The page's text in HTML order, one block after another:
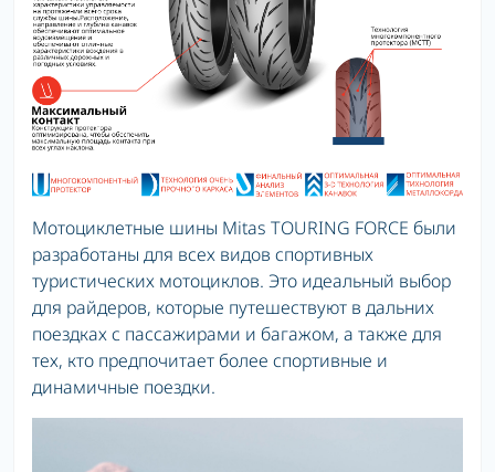
Мотоциклетные шины Mitas TOURING FORCE были
разработаны для всех видов спортивных
туристических мотоциклов. Это идеальный выбор
для райдеров, которые путешествуют в дальних
поездках с пассажирами и багажом, а также для
тех, кто предпочитает более спортивные и
динамичные поездки.